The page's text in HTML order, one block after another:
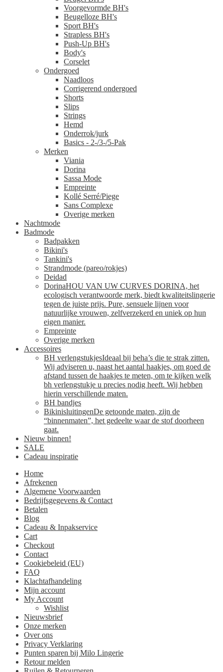
Voorgevormde BH's
Beugelloze BH's
Sport BH's
Strapless BH's
Push-Up BH's
Body's
Corselet
Ondergoed
Naadloos
Corrigerend ondergoed
Shorts
Slips
Strings
Hemd
Onderrok/jurk
Basics - 2-/3-/5-Pak
Merken
Viania
Dorina
Sassa Mode
Empreinte
Kollé Serré/Piege
Sans Complexe
Overige merken
Nachtmode
Badmode
Badpakken
Bikini's
Tankini's
Strandmode (pareo/rokjes)
Deidad
DorinaHOU VAN UW CURVES DORINA, het
ecologisch verantwoorde merk, biedt kwaliteitslingerie
tegen de juiste prijs. Pure, sensuele lijnen voor
natuurlijke vrouwen, zelfverzekerd en uniek op hun
eigen manier.
Empreinte
Overige merken
Accessoires
BH verlengstukjesIdeaal bij beha’s die te strak zitten.
Wij adviseren u, naast het aantal haakjes, om goed de
afstand tussen de haakjes te meten, om te kijken welk
bh verlengstukje u precies nodig heeft. Wij hebben
hierin verschillende maten.
BH bandjes
BikinisluitingenDe getoonde maten, zijn de
“binnenmaten”, het gedeelte waar de stof doorheen
gaat.
Nieuw binnen!
SALE
Cadeau inspiratie
Home
Afrekenen
Algemene Voorwaarden
Bedrijfsgegevens & Contact
Betalen
Blog
Cadeau & Inpakservice
Cart
Checkout
Contact
Cookiebeleid (EU)
FAQ
Klachtafhandeling
Mijn account
My Account
Wishlist
Nieuwsbrief
Onze merken
Over ons
Privacy Verklaring
Punten sparen bij Milo Lingerie
Retour melden